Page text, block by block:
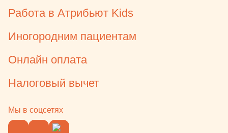
Работа в Атрибьют Kids
Иногородним пациентам
Онлайн оплата
Налоговый вычет
Мы в соцсетях